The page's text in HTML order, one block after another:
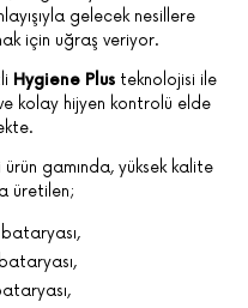
gelecek nesillere
için uğraş veriyor.
Hygiene Plus teknolojisi ile
kolay hijyen kontrolü elde
ürün gamında, yüksek kalite
üretilen;